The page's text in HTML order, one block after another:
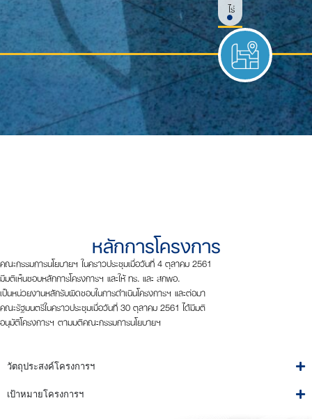
ไร่
หลักการโครงการ
คณะกรรมการนโยบายฯ ในคราวประชุมเมื่อวันที่ 4 ตุลาคม 2561
มีมติเห็นชอบหลักการโครงการฯ และให้ ทร. และ สกพอ.
เป็นหน่วยงานหลักรับผิดชอบในการดำเนินโครงการฯ และต่อมา
คณะรัฐมนตรีในคราวประชุมเมื่อวันที่ 30 ตุลาคม 2561 ได้มีมติ
อนุมัติโครงการฯ ตามมติคณะกรรมการนโยบายฯ
วัตถุประสงค์โครงการฯ
เป้าหมายโครงการฯ